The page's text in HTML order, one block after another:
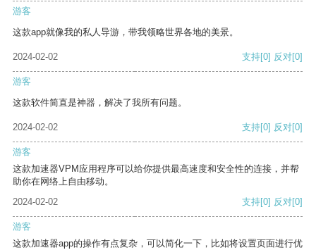
游客
这款app就像我的私人导游，带我领略世界各地的美景。
2024-02-02 支持[0] 反对[0]
游客
这款软件简直是神器，解决了我所有问题。
2024-02-02 支持[0] 反对[0]
游客
这款加速器VPM应用程序可以给你提供最高速度和安全性的连接，并帮
助你在网络上自由移动。
2024-02-02
支持[0] 反对[0]
游客
这款加速器app的操作有点复杂，可以简化一下，比如将设置页面进行优